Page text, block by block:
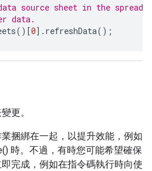
source sheet in the
data.
()[0]. refreshData();
更。
捆綁在一起，以提升效能，例如
時。不過，有時您可能希望確保
完成，例如在指令碼執行時向使